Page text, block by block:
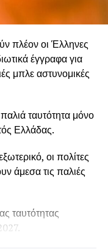
οι οποίες
Αν δεν
συνεχίσουν να
ζωντανή μετάδοση.
πλέον οι Έλληνες
έγγραφα για
μπλε αστυνομικές
ταυτότητα μόνο
Ελλάδας.
οι πολίτες
άμεσα τις παλιές
ταυτότητας